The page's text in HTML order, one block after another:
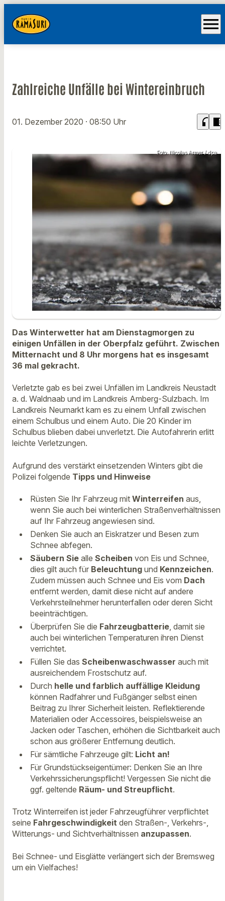
menu
Zahlreiche Unfälle bei Wintereinbruch
01. Dezember 2020 · 08:50 Uhr headphones chrome_reader_mode
Foto: Nicolas Armer / dpa
Das Winterwetter hat am Dienstagmorgen zu
einigen Unfällen in der Oberpfalz geführt. Zwischen
Mitternacht und 8 Uhr morgens hat es insgesamt
36 mal gekracht.
Verletzte gab es bei zwei Unfällen im Landkreis Neustadt
a. d. Waldnaab und im Landkreis Amberg-Sulzbach. Im
Landkreis Neumarkt kam es zu einem Unfall zwischen
einem Schulbus und einem Auto. Die 20 Kinder im
Schulbus blieben dabei unverletzt. Die Autofahrerin erlitt
leichte Verletzungen.
Aufgrund des verstärkt einsetzenden Winters gibt die
Polizei folgende Tipps und Hinweise
Rüsten Sie Ihr Fahrzeug mit Winterreifen aus,
wenn Sie auch bei winterlichen Straßenverhältnissen
auf Ihr Fahrzeug angewiesen sind.
Denken Sie auch an Eiskratzer und Besen zum
Schnee abfegen.
Säubern Sie alle Scheiben von Eis und Schnee,
dies gilt auch für Beleuchtung und Kennzeichen.
Zudem müssen auch Schnee und Eis vom Dach
entfernt werden, damit diese nicht auf andere
Verkehrsteilnehmer herunterfallen oder deren Sicht
beeinträchtigen.
Überprüfen Sie die Fahrzeugbatterie , damit sie
auch bei winterlichen Temperaturen ihren Dienst
verrichtet.
Füllen Sie das Scheibenwaschwasser auch mit
ausreichendem Frostschutz auf.
Durch helle und farblich auffällige Kleidung
können Radfahrer und Fußgänger selbst einen
Beitrag zu Ihrer Sicherheit leisten. Reflektierende
Materialien oder Accessoires, beispielsweise an
Jacken oder Taschen, erhöhen die Sichtbarkeit auch
schon aus größerer Entfernung deutlich.
Für sämtliche Fahrzeuge gilt: Licht an!
Für Grundstückseigentümer: Denken Sie an Ihre
Verkehrssicherungspflicht! Vergessen Sie nicht die
ggf. geltende Räum- und Streupflicht.
Trotz Winterreifen ist jeder Fahrzeugführer verpflichtet
seine Fahrgeschwindigkeit den Straßen-, Verkehrs-,
Witterungs- und Sichtverhältnissen anzupassen.
Bei Schnee- und Eisglätte verlängert sich der Bremsweg
um ein Vielfaches!